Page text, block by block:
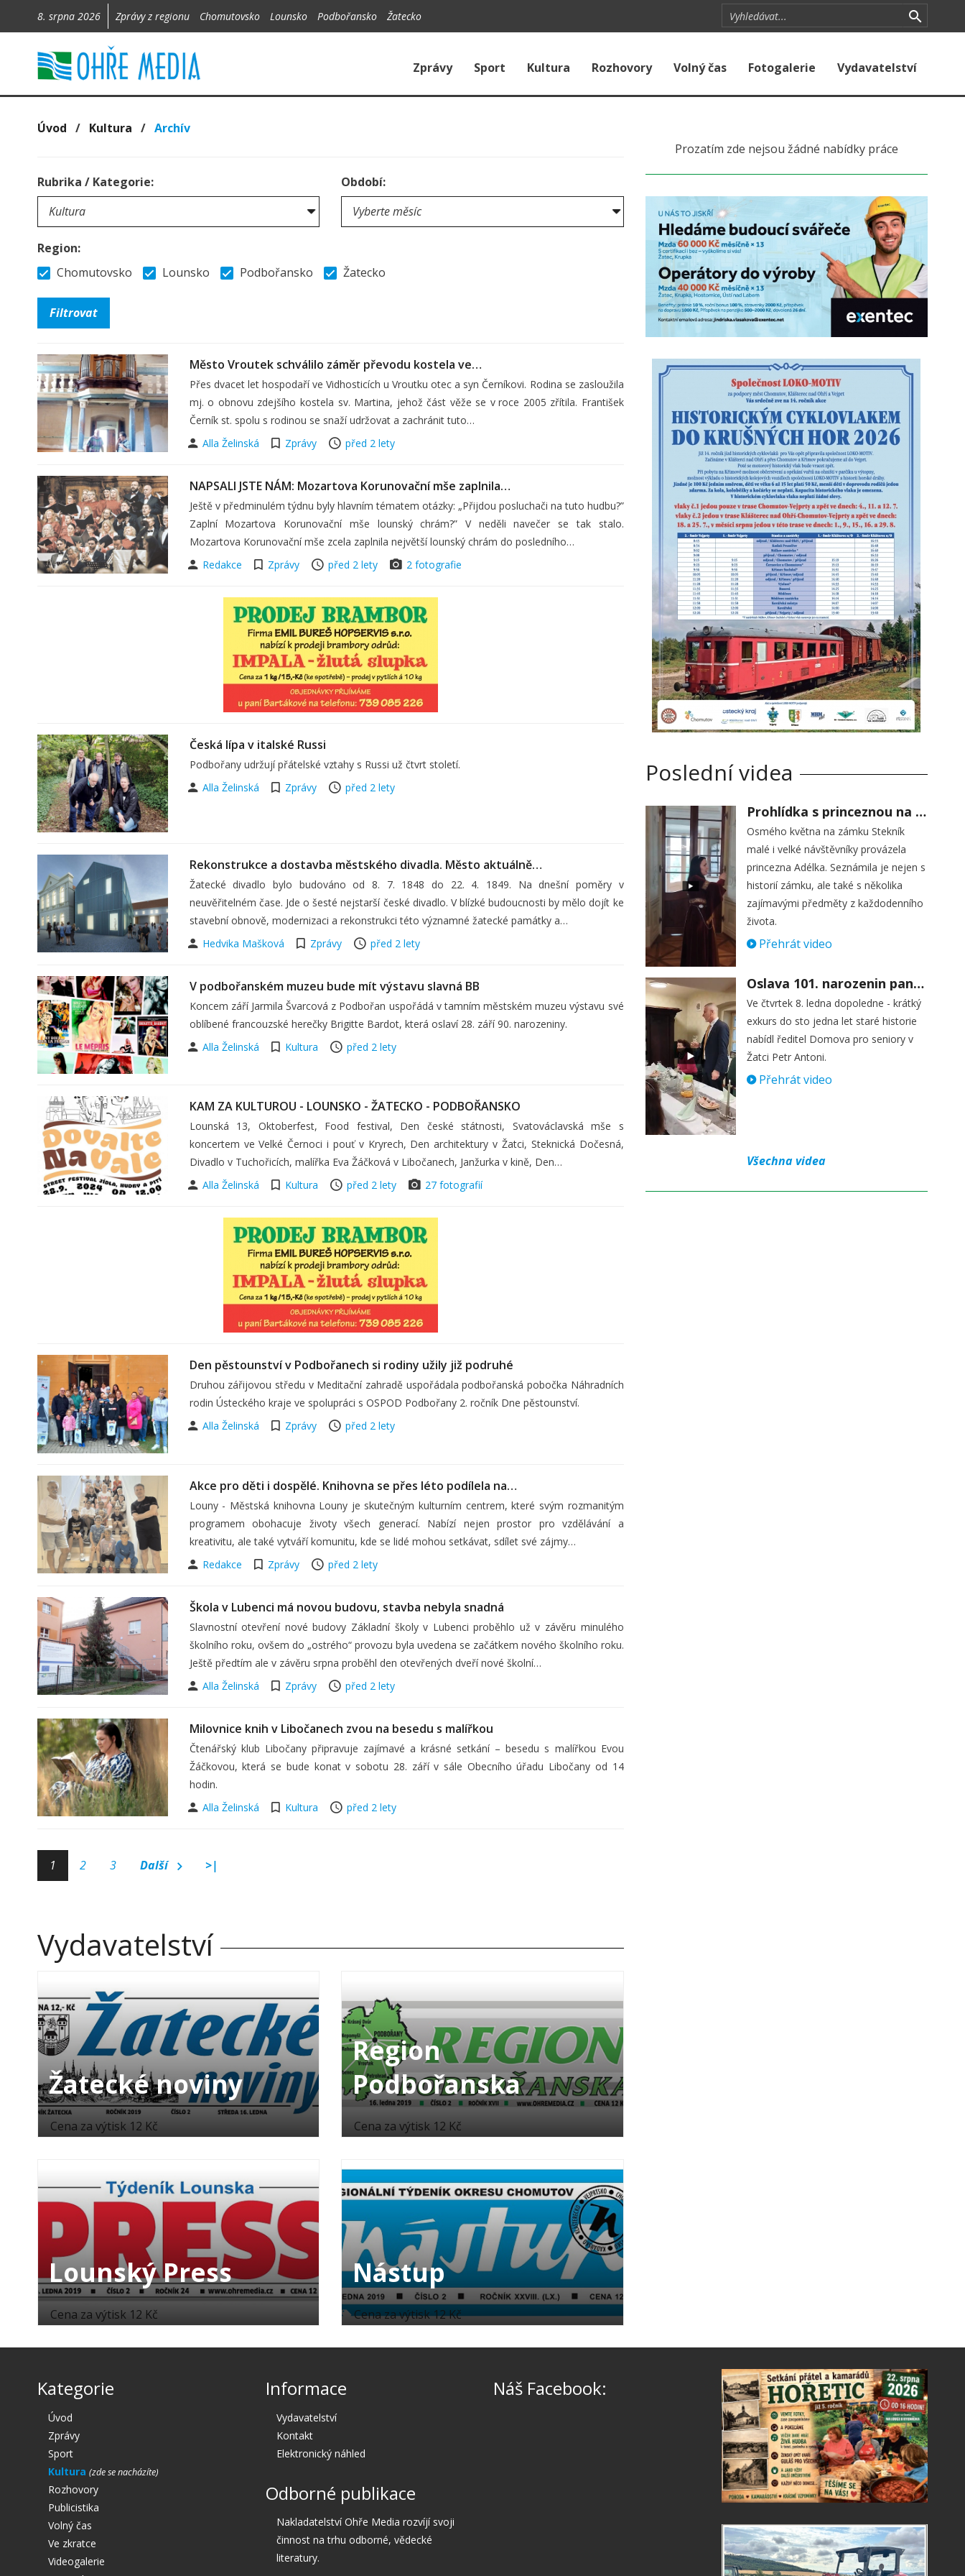
8. srpna 2026 Zprávy z regionu Chomutovsko Lounsko Podbořansko Žatecko
Zprávy Sport Kultura Rozhovory Volný čas Fotogalerie Vydavatelství
Úvod / Kultura / Archív
Rubrika / Kategorie: Období:
Region:
Chomutovsko
Lounsko Podbořansko Žatecko
Město Vroutek schválilo záměr převodu kostela ve…
Přes dvacet let hospodaří ve Vidhosticích u Vroutku otec a syn Černíkovi. Rodina se zasloužila
mj. o obnovu zdejšího kostela sv. Martina, jehož část věže se v roce 2005 zřítila. František
Černík st. spolu s rodinou se snaží udržovat a zachránit tuto…
Alla Želinská
Zprávy před 2 lety
NAPSALI JSTE NÁM: Mozartova Korunovační mše zaplnila…
Ještě v předminulém týdnu byly hlavním tématem otázky: „Přijdou posluchači na tuto hudbu?”
Zaplní Mozartova Korunovační mše lounský chrám?” V neděli navečer se tak stalo.
Mozartova Korunovační mše zcela zaplnila největší lounský chrám do posledního…
Redakce
Zprávy před 2 lety 2 fotografie
Česká lípa v italské Russi
Podbořany udržují přátelské vztahy s Russi už čtvrt století.
Alla Želinská
Zprávy před 2 lety
Rekonstrukce a dostavba městského divadla. Město aktuálně…
Žatecké divadlo bylo budováno od 8. 7. 1848 do 22. 4. 1849. Na dnešní poměry v
neuvěřitelném čase. Jde o šesté nejstarší české divadlo. V blízké budoucnosti by mělo dojít ke
stavební obnově, modernizaci a rekonstrukci této významné žatecké památky a…
Hedvika Mašková
Zprávy před 2 lety
V podbořanském muzeu bude mít výstavu slavná BB
Koncem září Jarmila Švarcová z Podbořan uspořádá v tamním městském muzeu výstavu své
oblíbené francouzské herečky Brigitte Bardot, která oslaví 28. září 90. narozeniny.
Alla Želinská
Kultura před 2 lety
KAM ZA KULTUROU - LOUNSKO - ŽATECKO - PODBOŘANSKO
Lounská 13, Oktoberfest, Food festival, Den české státnosti, Svatováclavská mše s
koncertem ve Velké Černoci i pouť v Kryrech, Den architektury v Žatci, Steknická Dočesná,
Divadlo v Tuchořicích, malířka Eva Žáčková v Libočanech, Janžurka v kině, Den…
Alla Želinská
Kultura před 2 lety 27 fotografií
Den pěstounství v Podbořanech si rodiny užily již podruhé
Druhou zářijovou středu v Meditační zahradě uspořádala podbořanská pobočka Náhradních
rodin Ústeckého kraje ve spolupráci s OSPOD Podbořany 2. ročník Dne pěstounství.
Alla Želinská
Zprávy před 2 lety
Akce pro děti i dospělé. Knihovna se přes léto podílela na…
Louny - Městská knihovna Louny je skutečným kulturním centrem, které svým rozmanitým
programem obohacuje životy všech generací. Nabízí nejen prostor pro vzdělávání a
kreativitu, ale také vytváří komunitu, kde se lidé mohou setkávat, sdílet své zájmy…
Redakce
Zprávy před 2 lety
Škola v Lubenci má novou budovu, stavba nebyla snadná
Slavnostní otevření nové budovy Základní školy v Lubenci proběhlo už v závěru minulého
školního roku, ovšem do „ostrého“ provozu byla uvedena se začátkem nového školního roku.
Ještě předtím ale v závěru srpna proběhl den otevřených dveří nové školní…
Alla Želinská
Zprávy před 2 lety
Milovnice knih v Libočanech zvou na besedu s malířkou
Čtenářský klub Libočany připravuje zajímavé a krásné setkání – besedu s malířkou Evou
Žáčkovou, která se bude konat v sobotu 28. září v sále Obecního úřadu Libočany od 14
hodin.
Alla Želinská
Kultura před 2 lety
1 2 3 Další >|
Vydavatelství
Žatecké noviny
Cena za výtisk 12 Kč
Lounský Press
Cena za výtisk 12 Kč
Region
Podbořanska
Cena za výtisk 12 Kč
Nástup
Cena za výtisk 12 Kč
Prozatím zde nejsou žádné nabídky práce
Poslední videa
Prohlídka s princeznou na zámku Stekník
Osmého května na zámku Stekník
malé i velké návštěvníky provázela
princezna Adélka. Seznámila je nejen s
historií zámku, ale také s několika
zajímavými předměty z každodenního
života.
Přehrát video
Oslava 101. narozenin paní Věry Skořepové
Ve čtvrtek 8. ledna dopoledne - krátký
exkurs do sto jedna let staré historie
nabídl ředitel Domova pro seniory v
Žatci Petr Antoni.
Přehrát video
Všechna videa
Kategorie
Úvod
Zprávy
Sport
Kultura
Rozhovory
Publicistika
Volný čas
Ve zkratce
Videogalerie
Informace
Vydavatelství
Kontakt
Elektronický náhled
Odborné publikace
Nakladatelství Ohře Media rozvíjí svoji
činnost na trhu odborné, vědecké
literatury.
Náš Facebook: